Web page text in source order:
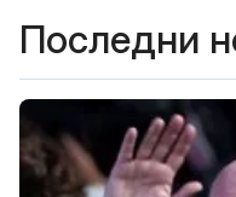
Последни